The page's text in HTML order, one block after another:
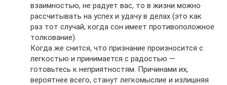
взаимностью, не радует вас, то в жизни можно
рассчитывать на успех и удачу в делах (это как
раз тот случай, когда сон имеет противоположное
толкование).
Когда же снится, что признание произносится с
легкостью и принимается с радостью —
готовьтесь к неприятностям. Причинами их,
вероятнее всего, станут легкомыслие и излишняя